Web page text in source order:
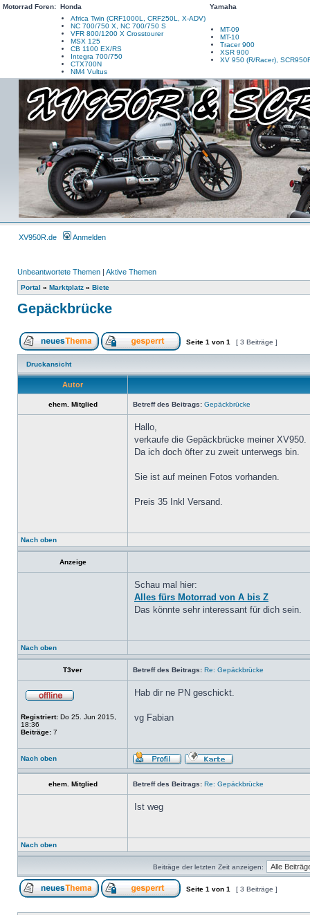
Motorrad Foren: Honda
Yamaha
Africa Twin (CRF1000L, CRF250L, X-ADV)
NC 700/750 X, NC 700/750 S
VFR 800/1200 X Crosstourer
MSX 125
CB 1100 EX/RS
Integra 700/750
CTX700N
NM4 Vultus
MT-09
MT-10
Tracer 900
XSR 900
XV 950 (R/Racer),
XV950R.de Anmelden
Unbeantwortete Themen | Aktive Themen
Portal » Marktplatz » Biete
Gepäckbrücke
Seite 1 von 1 [ 3 Beiträge ]
Druckansicht
Autor
ehem. Mitglied Betreff des Beitrags: Gepäckbrücke
Hallo,
verkaufe die Gepäckbrücke meiner XV950.
Da ich doch öfter zu zweit unterwegs bin.
Sie ist auf meinen Fotos vorhanden.
Preis 35 Inkl Versand.
Nach oben
Anzeige
Schau mal hier:
Alles fürs Motorrad von A bis Z
Das könnte sehr interessant für dich sein.
Nach oben
T3ver Betreff des Beitrags: Re: Gepäckbrücke
Registriert: Do 25. Jun 2015,
18:36
Beiträge: 7
Hab dir ne PN geschickt.
vg Fabian
Nach oben
ehem. Mitglied Betreff des Beitrags: Re: Gepäckbrücke
Ist weg
Nach oben
Beiträge der letzten Zeit anzeigen:
Seite 1 von 1 [ 3 Beiträge ]